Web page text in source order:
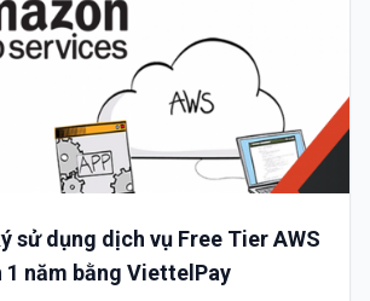
sử dụng dịch vụ Free Tier AWS
1 năm bằng ViettelPay